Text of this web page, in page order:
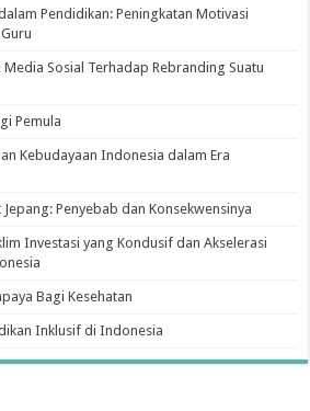
Pendidikan: Peningkatan Motivasi
Sosial Terhadap Rebranding Suatu
Pemula
Kebudayaan Indonesia dalam Era
Penyebab dan Konsekwensinya
Investasi yang Kondusif dan Akselerasi
Bagi Kesehatan
Inklusif di Indonesia